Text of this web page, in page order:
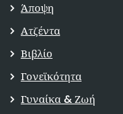
Άποψη
Ατζέντα
Βιβλίο
Γονεϊκότητα
Γυναίκα & Ζωή